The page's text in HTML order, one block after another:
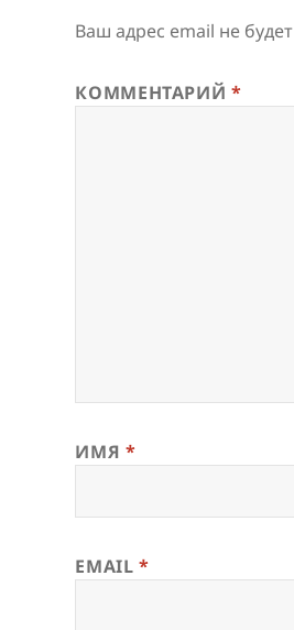
Ваш адрес email не
КОММЕНТАРИЙ*
ИМЯ *
EMAIL*